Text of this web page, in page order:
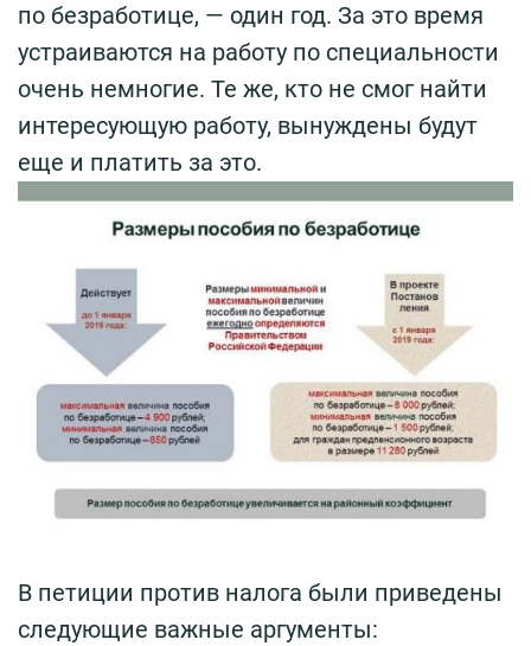
по безработице, — один год. За это время
устраиваются на работу по специальности
очень немногие. Те же, кто не смог найти
интересующую работу, вынуждены будут
еще и платить за это.
В петиции против налога были приведены
следующие важные аргументы: